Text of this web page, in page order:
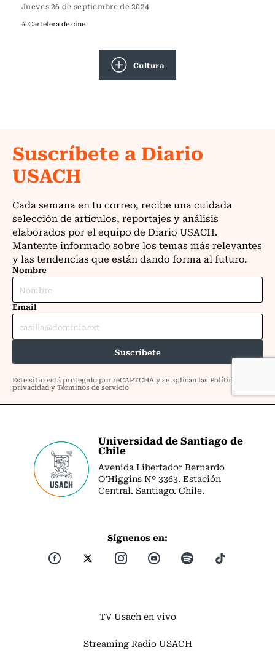
Jueves 26 de septiembre de 2024
# Cartelera de cine
Cultura
Universidad de Santiago de
Chile
Avenida Libertador Bernardo
O’Higgins Nº 3363. Estación
Central. Santiago. Chile.
Síguenos en:
TV Usach en vivo
Streaming Radio USACH